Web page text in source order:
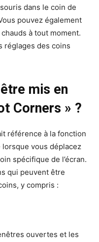
dans le coin de
pouvez également
à tout moment.
réglages des coins
mis en
Corners » ?
référence à la fonction
vous déplacez
spécifique de l’écran.
qui peuvent être
y compris :
ouvertes et les